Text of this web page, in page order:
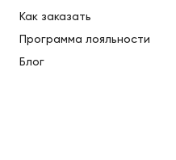
Как заказать
Программа лояльности
Блог